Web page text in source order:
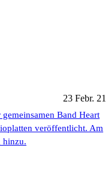
23 Febr. 21
Band Heart
veröffentlicht. Am
hinzu.